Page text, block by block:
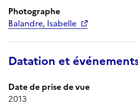
Photographe
Balandre, Isabelle
Datation et
Date de prise de vue
2013